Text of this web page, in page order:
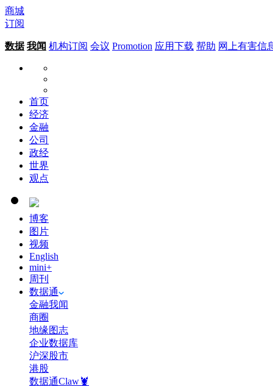
商城
订阅
数据 我闻 机构订阅 会议 Promotion 应用下载 帮助 网上有害信
首页
经济
金融
公司
政经
世界
观点
博客
图片
视频
English
mini+
周刊
数据通
金融我闻
商圈
地缘图志
企业数据库
沪深股市
港股
数据通Claw🦞